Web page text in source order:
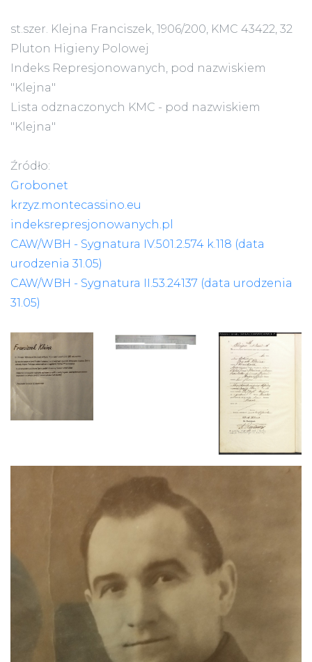
st.szer. Klejna Franciszek, 1906/200, KMC 43422, 32
Pluton Higieny Polowej
Indeks Represjonowanych, pod nazwiskiem
"Klejna"
Lista odznaczonych KMC - pod nazwiskiem
"Klejna"
Źródło:
Grobonet
krzyz.montecassino.eu
indeksrepresjonowanych.pl
CAW/WBH - Sygnatura IV.501.2.574 k.118 (data
urodzenia 31.05)
CAW/WBH - Sygnatura II.53.24137 (data urodzenia
31.05)